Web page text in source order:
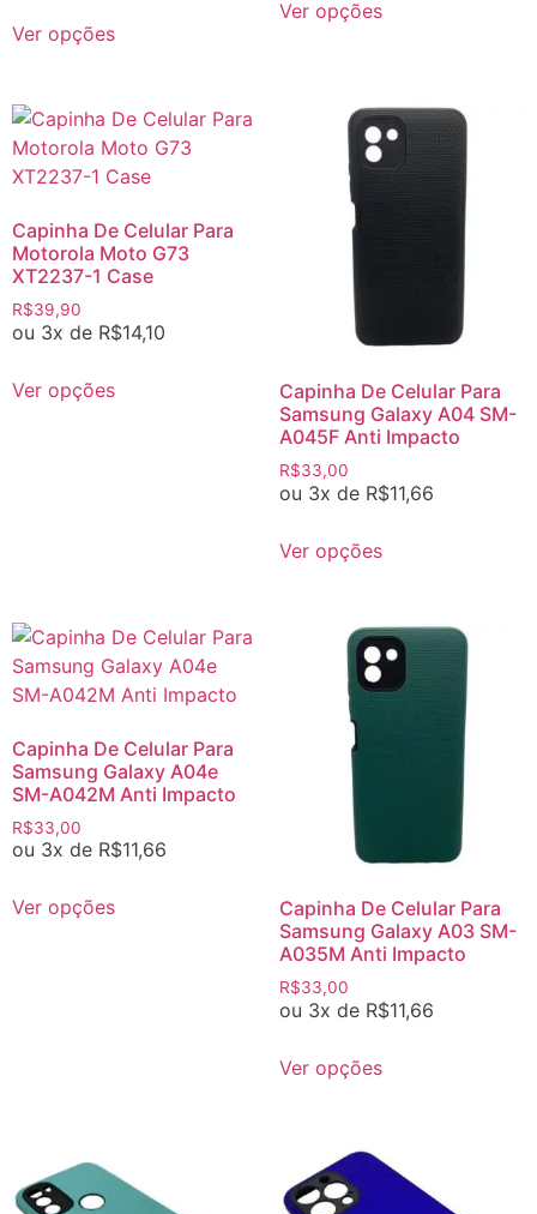
Ver opções
Ver opções
Capinha De Celular Para
Motorola Moto G73
XT2237-1 Case
R$39,90
ou 3x de R$14,10
Ver opções
Capinha De Celular Para
Samsung Galaxy A04 SM-
A045F Anti Impacto
R$33,00
ou 3x de R$11,66
Ver opções
Capinha De Celular Para
Samsung Galaxy A04e
SM-A042M Anti Impacto
R$33,00
ou 3x de R$11,66
Ver opções
Capinha De Celular Para
Samsung Galaxy A03 SM-
A035M Anti Impacto
R$33,00
ou 3x de R$11,66
Ver opções